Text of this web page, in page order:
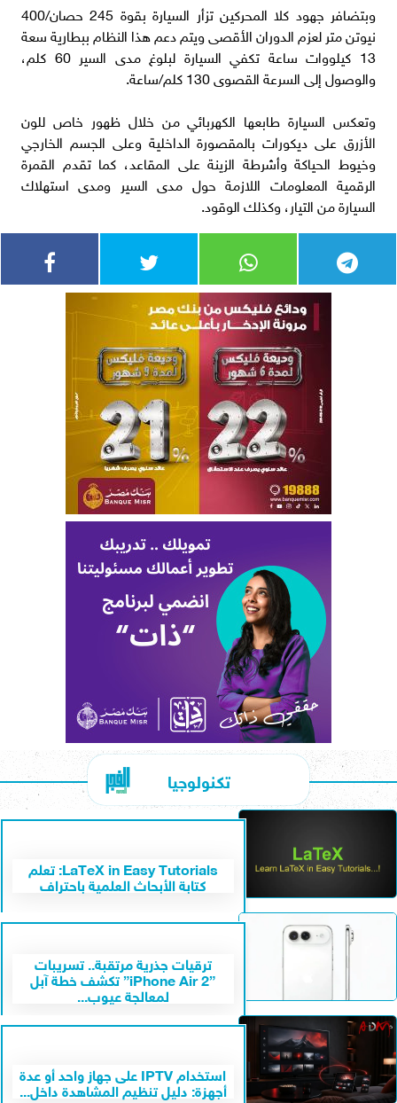
وبتضافر جهود كلا المحركين تزأر السيارة بقوة 245 حصان/400
نيوتن متر لعزم الدوران الأقصى ويتم دعم هذا النظام ببطارية سعة
13 كيلووات ساعة تكفي السيارة لبلوغ مدى السير 60 كلم،
والوصول إلى السرعة القصوى 130 كلم/ساعة.
وتعكس السيارة طابعها الكهربائي من خلال ظهور خاص للون
الأزرق على ديكورات بالمقصورة الداخلية وعلى الجسم الخارجي
وخيوط الحياكة وأشرطة الزينة على المقاعد، كما تقدم القمرة
الرقمية المعلومات اللازمة حول مدى السير ومدى استهلاك
السيارة من التيار، وكذلك الوقود.
تكنولوجيا
LaTeX in Easy Tutorials: تعلم
كتابة الأبحاث العلمية باحتراف
ترقيات جذرية مرتقبة.. تسريبات
”iPhone Air 2” تكشف خطة آبل
لمعالجة عيوب...
استخدام IPTV على جهاز واحد أو عدة
أجهزة: دليل تنظيم المشاهدة داخل...